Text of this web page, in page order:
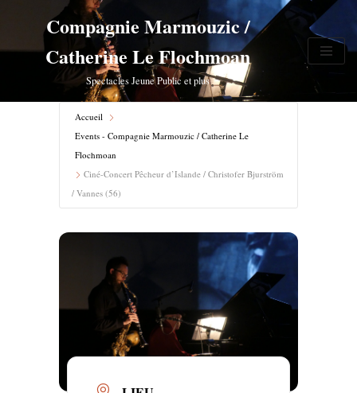
Compagnie Marmouzic /
Catherine Le Flochmoan
Spectacles Jeune Public et plus
Accueil
Events - Compagnie Marmouzic / Catherine Le
Flochmoan
Ciné-Concert Pêcheur d’Islande / Christofer Bjurström
/ Vannes (56)